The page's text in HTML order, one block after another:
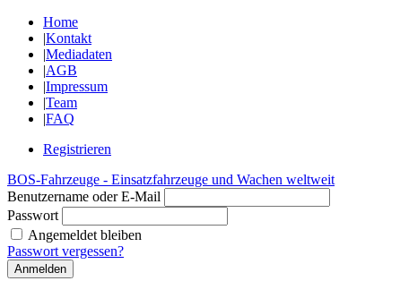
Home
|Kontakt
|Mediadaten
|AGB
|Impressum
|Team
|FAQ
Registrieren
BOS-Fahrzeuge - Einsatzfahrzeuge und Wachen weltweit
Benutzername oder E-Mail
Passwort
Angemeldet bleiben
Passwort vergessen?